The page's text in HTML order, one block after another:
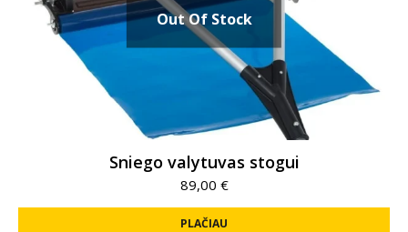
Out Of Stock
Sniego valytuvas stogui
89,00 €
PLAČIAU